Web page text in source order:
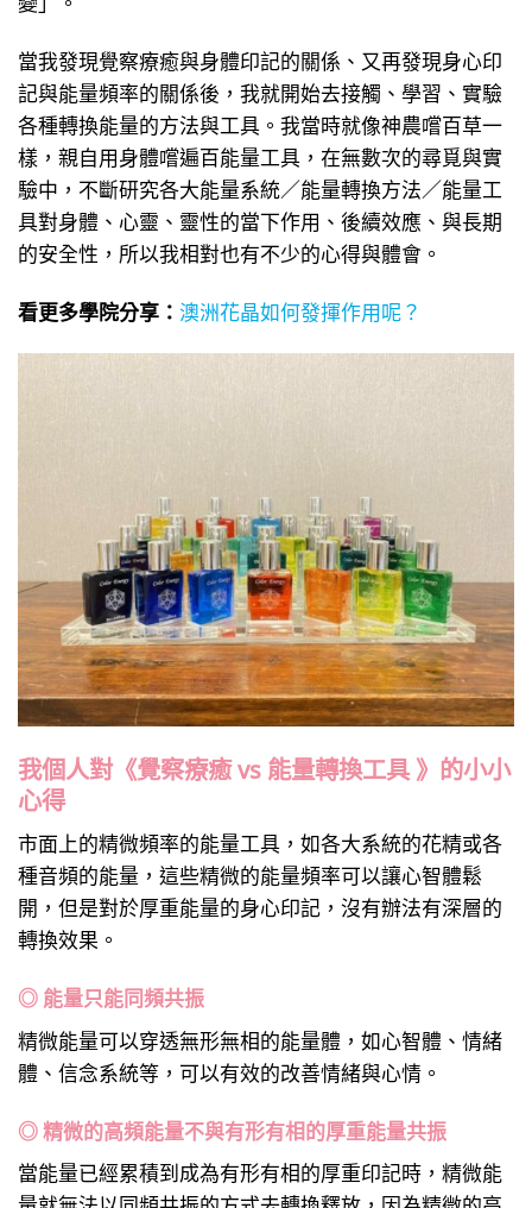
當我發現覺察療癒與身體印記的關係、又再發現身心印
記與能量頻率的關係後，我就開始去接觸、學習、實驗
各種轉換能量的方法與工具。我當時就像神農嚐百草一
樣，親自用身體嚐遍百能量工具，在無數次的尋覓與實
驗中，不斷研究各大能量系統／能量轉換方法／能量工
具對身體、心靈、靈性的當下作用、後續效應、與長期
的安全性，所以我相對也有不少的心得與體會。
看更多學院分享： 澳洲花晶如何發揮作用呢？
我個人對《覺察療癒 vs 能量轉換工具 》的小小
心得
市面上的精微頻率的能量工具，如各大系統的花精或各
種音頻的能量，這些精微的能量頻率可以讓心智體鬆
開，但是對於厚重能量的身心印記，沒有辦法有深層的
轉換效果。
◎ 能量只能同頻共振
精微能量可以穿透無形無相的能量體，如心智體、情緒
體、信念系統等，可以有效的改善情緒與心情。
◎ 精微的高頻能量不與有形有相的厚重能量共振
當能量已經累積到成為有形有相的厚重印記時，精微能